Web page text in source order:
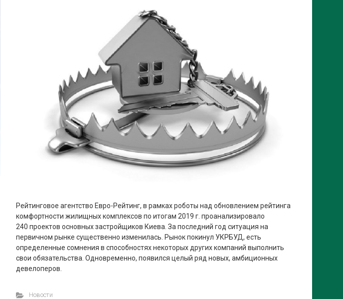
Рейтинговое агентство Евро-Рейтинг, в рамках роботы над обновлением рейтинга
комфортности жилищных комплексов по итогам 2019 г. проанализировало
240 проектов основных застройщиков Киева. За последний год ситуация на
первичном рынке существенно изменилась. Рынок покинул УКРБУД, есть
определенные сомнения в способностях некоторых других компаний выполнить
свои обязательства. Одновременно, появился целый ряд новых, амбиционных
девелоперов.
Новости